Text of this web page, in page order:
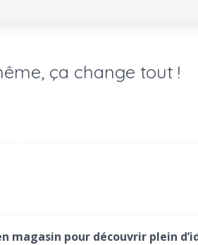
ça change tout !
magasin pour découvrir plein